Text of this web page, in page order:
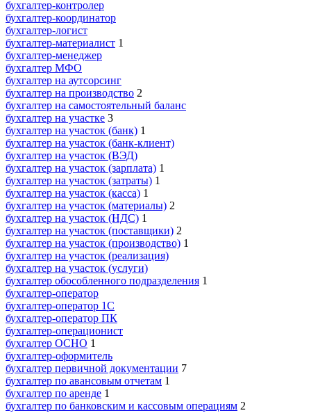
бухгалтер-контролер
бухгалтер-координатор
бухгалтер-логист
бухгалтер-материалист 1
бухгалтер-менеджер
бухгалтер МФО
бухгалтер на аутсорсинг
бухгалтер на производство 2
бухгалтер на самостоятельный баланс
бухгалтер на участке 3
бухгалтер на участок (банк) 1
бухгалтер на участок (банк-клиент)
бухгалтер на участок (ВЭД)
бухгалтер на участок (зарплата) 1
бухгалтер на участок (затраты) 1
бухгалтер на участок (касса) 1
бухгалтер на участок (материалы) 2
бухгалтер на участок (НДС) 1
бухгалтер на участок (поставщики) 2
бухгалтер на участок (производство) 1
бухгалтер на участок (реализация)
бухгалтер на участок (услуги)
бухгалтер обособленного подразделения 1
бухгалтер-оператор
бухгалтер-оператор 1С
бухгалтер-оператор ПК
бухгалтер-операционист
бухгалтер ОСНО 1
бухгалтер-оформитель
бухгалтер первичной документации 7
бухгалтер по авансовым отчетам 1
бухгалтер по аренде 1
бухгалтер по банковским и кассовым операциям 2